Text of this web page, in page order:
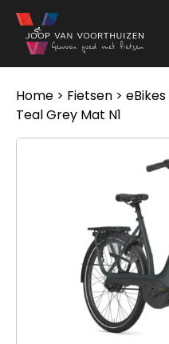
Ga naar de inhoud
Home > Fietsen > eBikes
Teal Grey Mat N1